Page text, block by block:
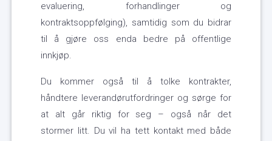
evaluering, forhandlinger og
kontraktsoppfølging), samtidig som du bidrar
til å gjøre oss enda bedre på offentlige
innkjøp.
Du kommer også til å tolke kontrakter,
håndtere leverandørutfordringer og sørge for
at alt går riktig for seg – også når det
stormer litt. Du vil ha tett kontakt med både